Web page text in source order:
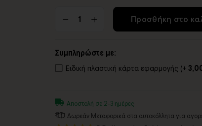
Προσθήκη στο
Συμπληρώστε με:
Ειδική πλαστική κάρτα εφαρμογής (+
Αποστολή σε 2-3 ημέρες
Δωρεάν Μεταφορικά στα αυτοκόλλητα για